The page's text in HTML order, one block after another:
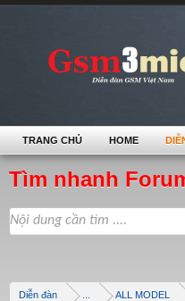
Tìm nhanh
Diễn đàn ALL MODEL
TRANG CHỦ HOME